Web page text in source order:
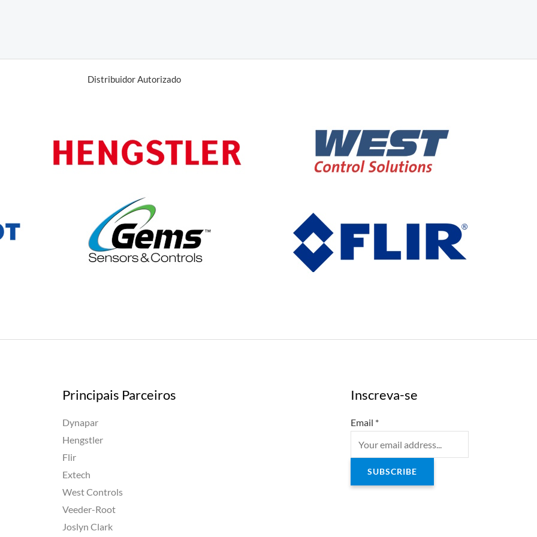
Distribuidor Autorizado
Principais Parceiros
Dynapar
Hengstler
Flir
Extech
West Controls
Veeder-Root
Joslyn Clark
Inscreva-se
Email *
SUBSCRIBE